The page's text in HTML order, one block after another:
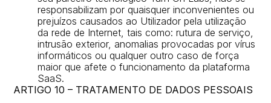
responsabilizam por quaisquer inconvenientes ou
prejuízos causados ao Utilizador pela utilização
da rede de Internet, tais como: rutura de serviço,
intrusão exterior, anomalias provocadas por vírus
informáticos ou qualquer outro caso de força
maior que afete o funcionamento da plataforma
SaaS.
ARTIGO 10 – TRATAMENTO DE DADOS PESSOAIS